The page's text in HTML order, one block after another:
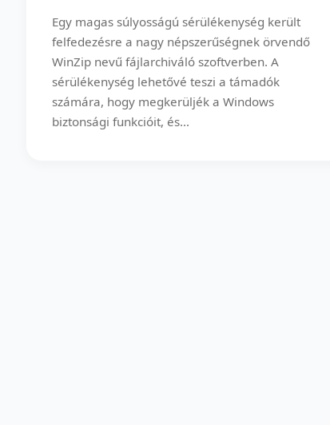
Egy magas súlyosságú sérülékenység került
felfedezésre a nagy népszerűségnek örvendő
WinZip nevű fájlarchiváló szoftverben. A
sérülékenység lehetővé teszi a támadók
számára, hogy megkerüljék a Windows
biztonsági funkcióit, és...